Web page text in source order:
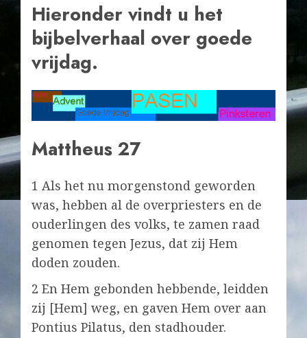
Hieronder vindt u het
bijbelverhaal over goede
vrijdag.
Mattheus 27
1 Als het nu morgenstond geworden
was, hebben al de overpriesters en de
ouderlingen des volks, te zamen raad
genomen tegen Jezus, dat zij Hem
doden zouden.
2 En Hem gebonden hebbende, leidden
zij [Hem] weg, en gaven Hem over aan
Pontius Pilatus, den stadhouder.